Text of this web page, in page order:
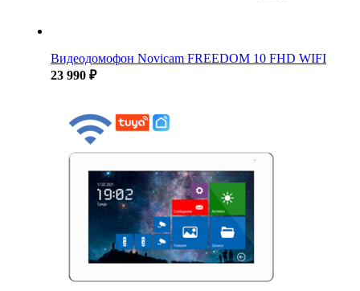
Видеодомофон Novicam FREEDOM 10 FHD WIFI
23 990 ₽